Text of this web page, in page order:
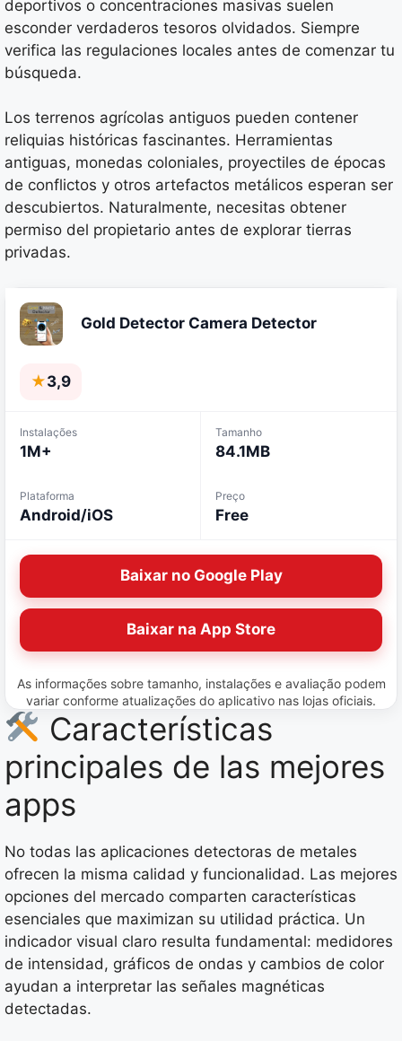
deportivos o concentraciones masivas suelen
esconder verdaderos tesoros olvidados. Siempre
verifica las regulaciones locales antes de comenzar tu
búsqueda.
Los terrenos agrícolas antiguos pueden contener
reliquias históricas fascinantes. Herramientas
antiguas, monedas coloniales, proyectiles de épocas
de conflictos y otros artefactos metálicos esperan ser
descubiertos. Naturalmente, necesitas obtener
permiso del propietario antes de explorar tierras
privadas.
Gold Detector Camera Detector
★3,9
Instalações
1M+
Tamanho
84.1MB
Plataforma
Android/iOS
Preço
Free
Baixar no Google Play
Baixar na App Store
As informações sobre tamanho, instalações e avaliação podem
variar conforme atualizações do aplicativo nas lojas oficiais.
Características
principales de las mejores
apps
No todas las aplicaciones detectoras de metales
ofrecen la misma calidad y funcionalidad. Las mejores
opciones del mercado comparten características
esenciales que maximizan su utilidad práctica. Un
indicador visual claro resulta fundamental: medidores
de intensidad, gráficos de ondas y cambios de color
ayudan a interpretar las señales magnéticas
detectadas.